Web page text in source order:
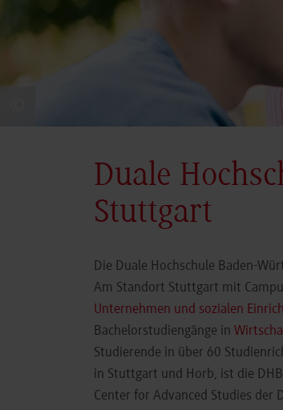
Duale
Stuttgart
Die Duale Hochschule Baden-
Am Standort Stuttgart mit
Unternehmen und sozialen
Bachelorstudiengänge in
Studierende in über 60
in Stuttgart und Horb, ist die
Center for Advanced Studies der